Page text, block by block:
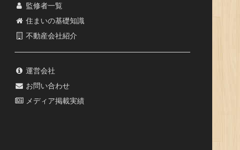
監修者一覧
住まいの基礎知識
不動産会社紹介
運営会社
お問い合わせ
メディア掲載実績